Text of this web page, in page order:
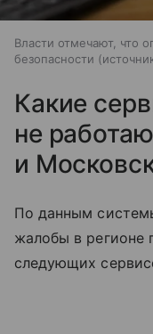
Власти отмечают, что
безопасности
Какие
не
и
По данным
жалобы в регионе
следующих